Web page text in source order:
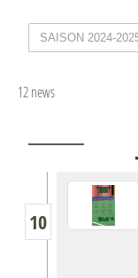
12 news
10